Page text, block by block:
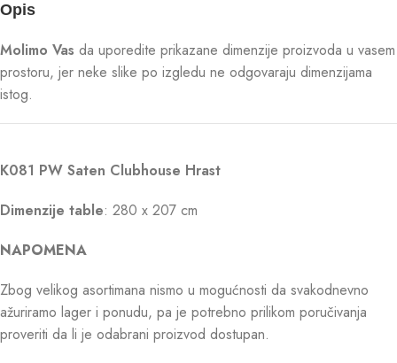
Opis
Molimo Vas da uporedite prikazane dimenzije proizvoda u vasem
prostoru, jer neke slike po izgledu ne odgovaraju dimenzijama
istog.
K081 PW Saten Clubhouse Hrast
Dimenzije table: 280 x 207 cm
NAPOMENA
Zbog velikog asortimana nismo u mogućnosti da svakodnevno
ažuriramo lager i ponudu, pa je potrebno prilikom poručivanja
proveriti da li je odabrani proizvod dostupan.